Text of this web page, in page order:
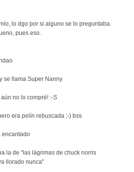
lo dgo por si alguno se lo preguntaba.
pues eso.
se llama Super Nanny
no lo compré! :-S
era pelín rebuscada ;-) bss
encantado
la de "las lágrimas de chuck norris
llorado nunca"